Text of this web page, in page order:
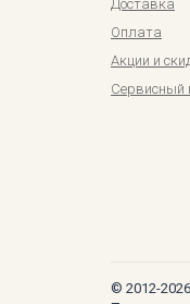
Доставка
Оплата
Акции и
Сервисный
© 2012-